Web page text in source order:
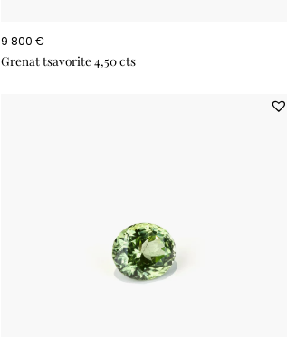
Grenat tsavorite 4,50 cts
9 800 €